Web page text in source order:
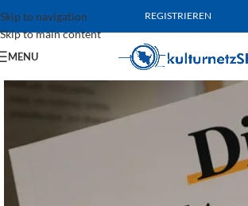
Skip to navigation
Skip to main content
REGISTRIEREN
MENU